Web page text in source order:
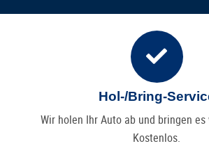
Hol-/Bring-
Wir holen Ihr Auto ab und bringen es
Kostenlos.